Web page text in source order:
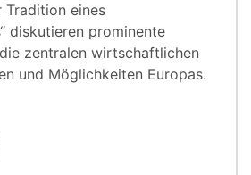
Tradition eines
diskutieren prominente
zentralen wirtschaftlichen
und Möglichkeiten Europas.